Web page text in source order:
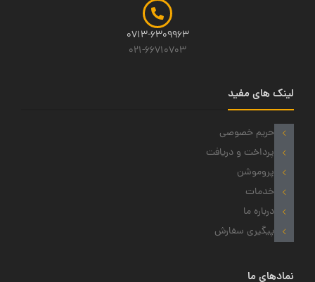
0713-6309963
021-66710703
لینک های مفید
حریم خصوصی
پرداخت و دریافت
پروموشن
خدمات
درباره ما
پیگیری سفارش
نمادهای ما